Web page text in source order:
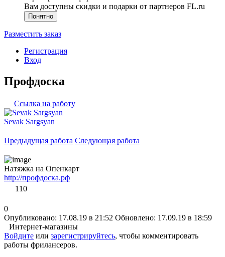
Вам доступны скидки и подарки от партнеров FL.ru
Понятно
Разместить заказ
Регистрация
Вход
Профдоска
Ссылка на работу
Sevak Sargsyan
Предыдущая работа Следующая работа
Натяжка на Опенкарт
http://профдоска.рф
110
0
Опубликовано: 17.08.19 в 21:52 Обновлено: 17.09.19 в 18:59
Интернет-магазины
Войдите или зарегистрируйтесь, чтобы комментировать
работы фрилансеров.